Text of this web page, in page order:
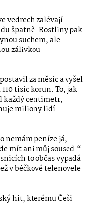
vedrech zalévají
špatně. Rostliny pak
suchem, ale
zálivkou
za měsíc a vyšel
110 tisíc korun. To, jak
každý centimetr,
miliony lidí
nemám peníze já,
mít ani můj soused.“
to občas vypadá
v béčkové telenovele
hit, kterému Češi